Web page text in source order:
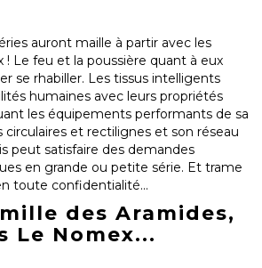
auront maille à partir avec les
! Le feu et la poussière quant à eux
se rhabiller. Les tissus intelligents
humaines avec leurs propriétés
les équipements performants de sa
et rectilignes et son réseau
peut satisfaire des demandes
en grande ou petite série. Et trame
toute confidentialité...
des Aramides,
Le Nomex...